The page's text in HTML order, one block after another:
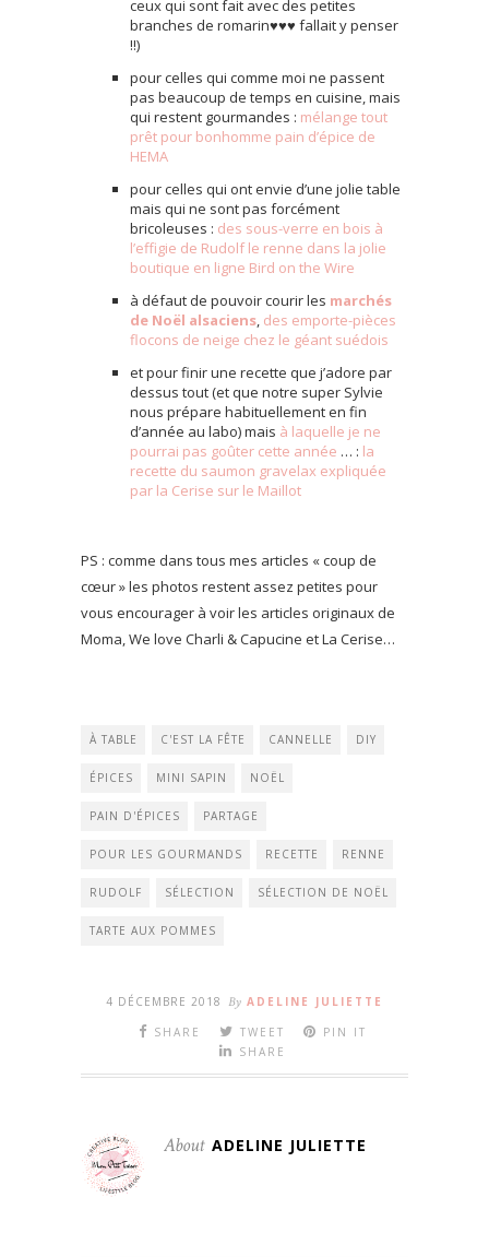
ceux qui sont fait avec des petites
branches de romarin♥♥♥ fallait y penser
!!)
pour celles qui comme moi ne passent
pas beaucoup de temps en cuisine, mais
qui restent gourmandes : mélange tout
prêt pour bonhomme pain d’épice de
HEMA
pour celles qui ont envie d’une jolie table
mais qui ne sont pas forcément
bricoleuses : des sous-verre en bois à
l’effigie de Rudolf le renne dans la jolie
boutique en ligne Bird on the Wire
à défaut de pouvoir courir les marchés
de Noël alsaciens, des emporte-pièces
flocons de neige chez le géant suédois
et pour finir une recette que j’adore par
dessus tout (et que notre super Sylvie
nous prépare habituellement en fin
d’année au labo) mais à laquelle je ne
pourrai pas goûter cette année … : la
recette du saumon gravelax expliquée
par la Cerise sur le Maillot
PS : comme dans tous mes articles « coup de
cœur » les photos restent assez petites pour
vous encourager à voir les articles originaux de
Moma, We love Charli & Capucine et La Cerise…
À TABLE C'EST LA FÊTE CANNELLE DIY
ÉPICES MINI SAPIN NOËL
PAIN D'ÉPICES PARTAGE
POUR LES GOURMANDS RECETTE RENNE
RUDOLF SÉLECTION SÉLECTION DE NOËL
TARTE AUX POMMES
4 DÉCEMBRE 2018 By ADELINE JULIETTE
SHARE
TWEET
PIN IT
SHARE
About ADELINE JULIETTE